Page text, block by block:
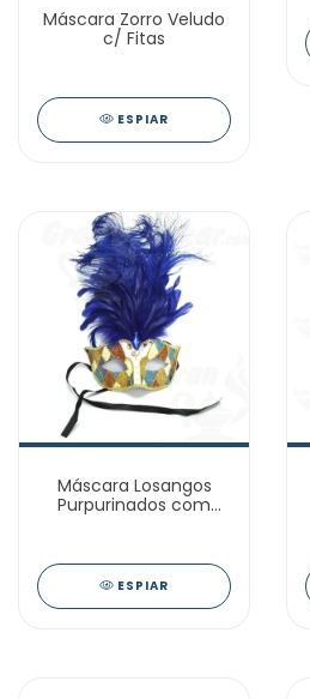
Máscara Zorro Veludo
c/ Fitas
ESPIAR
Máscara Losangos
Purpurinados com
ESPIAR